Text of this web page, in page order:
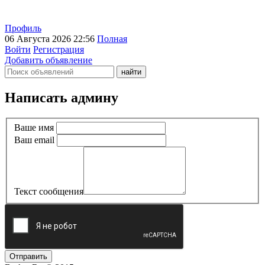
Профиль
06 Августа 2026 22:56 Полная
Войти Регистрация
Добавить объявление
Написать админу
Ваше имя
Ваш email
Текст сообщения
Отправить